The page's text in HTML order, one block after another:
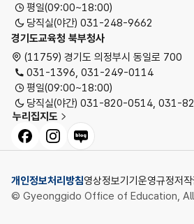
평일(09:00~18:00)
당직실(야간) 031-248-9662
경기도교육청 북부청사
(11759) 경기도 의정부시 동일로 700
031-1396, 031-249-0114
평일(09:00~18:00)
당직실(야간) 031-820-0514, 031-
누리집지도
페이스북인스타그램
블로그
개인정보처리방침영상정보기기운영규정저
© Gyeonggido Office of Education,